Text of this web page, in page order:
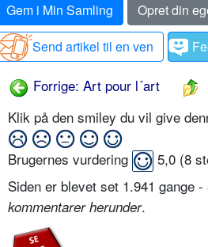
Gem i Min Samling
Opret din
Send artikel til en ven
Forrige: Art pour l´art
Klik på den smiley du vil give
Brugernes vurdering 5,0 (8
Siden er blevet set 1.941 gange -
kommentarer herunder.